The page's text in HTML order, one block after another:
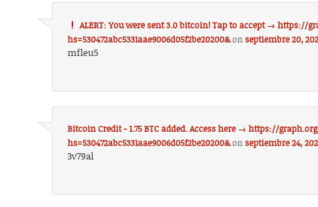
ALERT: You were sent 3.0 bitcoin! Tap to accept → https://
hs=530472abc5331aae9006d05f2be20200&onseptiembre 20,
mfleu5
Bitcoin Credit - 1.75 BTC added. Access here → https://
hs=530472abc5331aae9006d05f2be20200&onseptiembre 24,
3v79al